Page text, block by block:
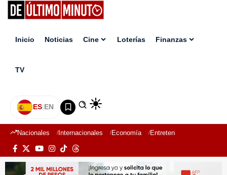
Inicio Noticias Cine Loterías Finanzas
TV
ES|EN
Nacionales Internacionales Economía Entretenimiento